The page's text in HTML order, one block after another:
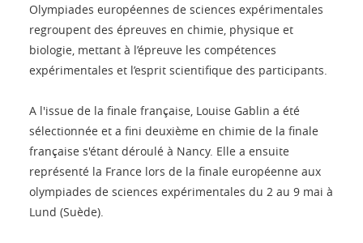
Olympiades européennes de sciences expérimentales
regroupent des épreuves en chimie, physique et
biologie, mettant à l’épreuve les compétences
expérimentales et l’esprit scientifique des participants.
A l'issue de la finale française, Louise Gablin a été
sélectionnée et a fini deuxième en chimie de la finale
française s'étant déroulé à Nancy. Elle a ensuite
représenté la France lors de la finale européenne aux
olympiades de sciences expérimentales du 2 au 9 mai à
Lund (Suède).